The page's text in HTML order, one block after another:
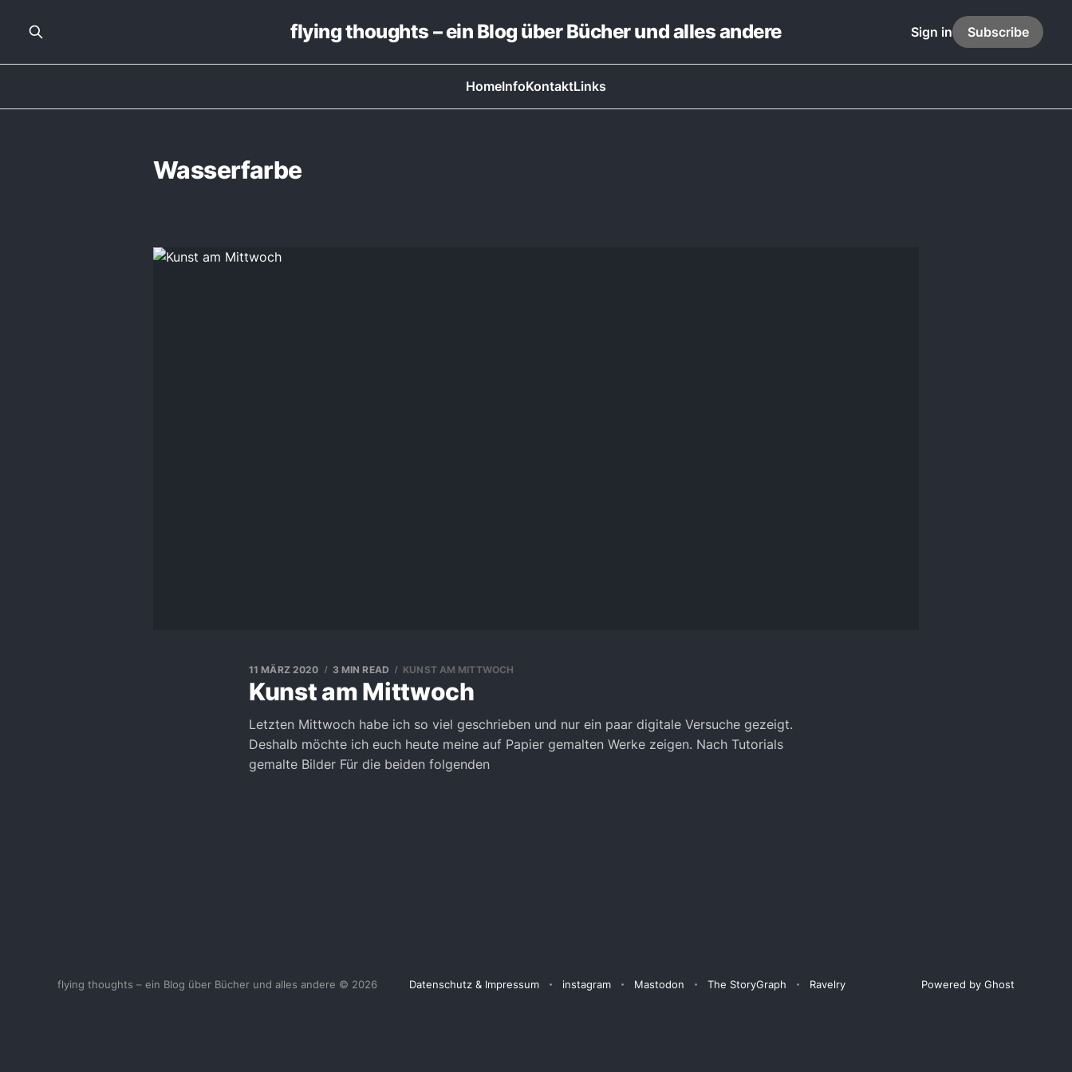
flying thoughts – ein Blog über Bücher und alles andere
HomeInfoKontaktLinks
Sign in Subscribe
Wasserfarbe
Kunst am Mittwoch
11 MÄRZ 2020 3 MIN READ KUNST AM MITTWOCH
Letzten Mittwoch habe ich so viel geschrieben und nur ein paar digitale Versuche gezeigt.
Deshalb möchte ich euch heute meine auf Papier gemalten Werke zeigen. Nach Tutorials
gemalte Bilder Für die beiden folgenden
flying thoughts – ein Blog über Bücher und alles andere © 2026 Datenschutz & Impressum instagram Mastodon The StoryGraph Ravelry Powered by Ghost